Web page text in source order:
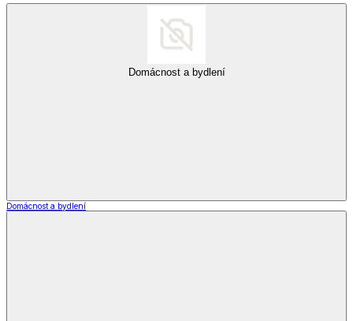
Domácnost a bydlení
Domácnost a bydlení